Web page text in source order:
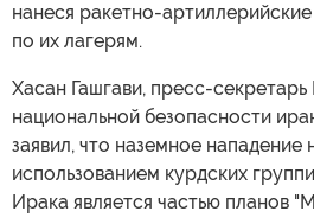
нанеся ракетно-
по их лагерям.
Хасан Гашгави, пресс-
национальной безопасности
заявил, что наземное нападение
использованием курдских
Ирака является частью планов